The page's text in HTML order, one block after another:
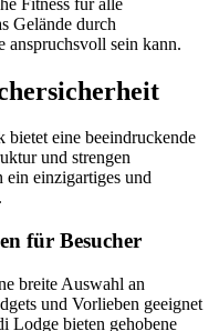
Gelände durch
anspruchsvoll sein kann.
eine beeindruckende
und strengen
ein einzigartiges und
für Besucher
breite Auswahl an
und Vorlieben geeignet
Lodge bieten gehobene